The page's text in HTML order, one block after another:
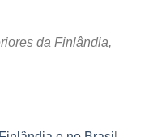
da Finlândia,